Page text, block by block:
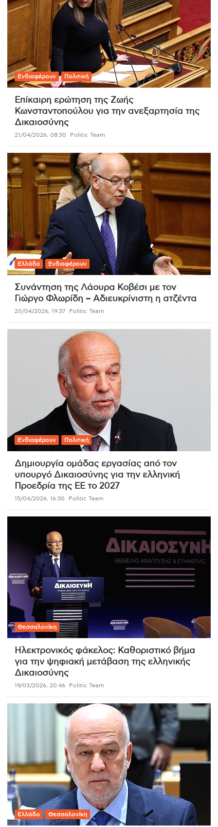
Ενδιαφέρουν Πολιτική
Επίκαιρη ερώτηση της Ζωής
Κωνσταντοπούλου για την ανεξαρτησία της
Δικαιοσύνης
21/04/2026, 08:30 Politic Team
Ελλάδα Ενδιαφέρουν
Συνάντηση της Λάουρα Κοβέσι με τον
Γιώργο Φλωρίδη – Αδιευκρίνιστη η ατζέντα
20/04/2026, 19:37 Politic Team
Ενδιαφέρουν Πολιτική
Δημιουργία ομάδας εργασίας από τον
υπουργό Δικαιοσύνης για την ελληνική
Προεδρία της ΕΕ το 2027
15/04/2026, 16:30 Politic Team
Θεσσαλονίκη
Ηλεκτρονικός φάκελος: Καθοριστικό βήμα
για την ψηφιακή μετάβαση της ελληνικής
Δικαιοσύνης
19/03/2026, 20:46 Politic Team
Ελλάδα Θεσσαλονίκη